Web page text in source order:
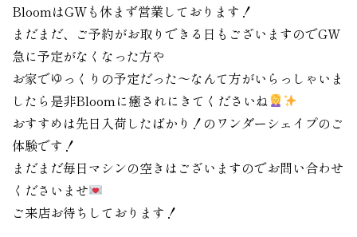
BloomはGWも休まず営業しております！
まだまだ、ご予約がお取りできる日もございますのでGW
急に予定がなくなった方や
お家でゆっくりの予定だった〜なんて方がいらっしゃいま
したら是非Bloomに癒されにきてくださいね
おすすめは先日入荷したばかり！のワンダーシェイプのご
体験です！
まだまだ毎日マシンの空きはございますのでお問い合わせ
くださいませ
ご来店お待ちしております！